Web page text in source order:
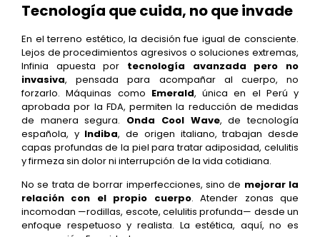
Tecnología que cuida, no que invade
En el terreno estético, la decisión fue igual de consciente.
Lejos de procedimientos agresivos o soluciones extremas,
Infinia apuesta por tecnología avanzada pero no
invasiva, pensada para acompañar al cuerpo, no
forzarlo. Máquinas como Emerald, única en el Perú y
aprobada por la FDA, permiten la reducción de medidas
de manera segura. Onda Cool Wave, de tecnología
española, y Indiba, de origen italiano, trabajan desde
capas profundas de la piel para tratar adiposidad, celulitis
y firmeza sin dolor ni interrupción de la vida cotidiana.
No se trata de borrar imperfecciones, sino de mejorar la
relación con el propio cuerpo. Atender zonas que
incomodan —rodillas, escote, celulitis profunda— desde un
enfoque respetuoso y realista. La estética, aquí, no es